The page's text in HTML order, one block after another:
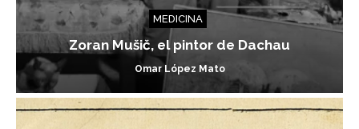
MEDICINA
Zoran Mušič, el pintor de Dachau
Omar López Mato